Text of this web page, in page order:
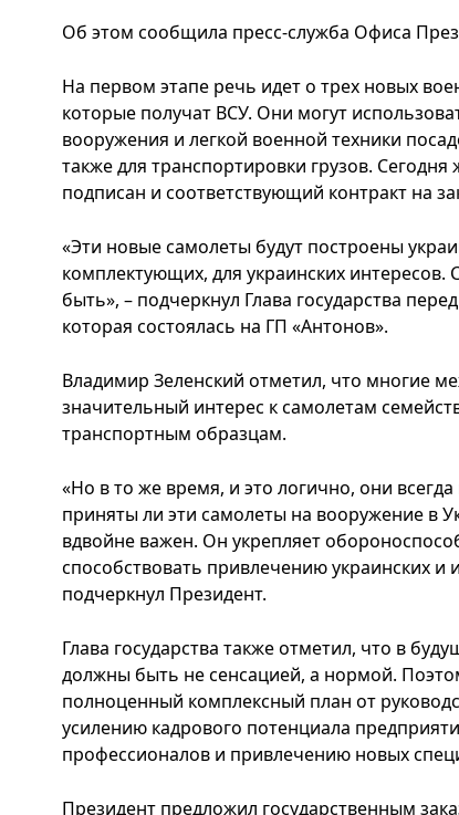
Об этом сообщила пресс-служба Офиса
На первом этапе речь идет о трех новых
которые получат ВСУ. Они могут
вооружения и легкой военной техники
также для транспортировки грузов.
подписан и соответствующий контракт на
«Эти новые самолеты будут построены
комплектующих, для украинских интересов.
быть», – подчеркнул Глава государства
которая состоялась на ГП «Антонов».
Владимир Зеленский отметил, что многие
значительный интерес к самолетам
транспортным образцам.
«Но в то же время, и это логично, они
приняты ли эти самолеты на вооружение в
вдвойне важен. Он укрепляет
способствовать привлечению украинских и
подчеркнул Президент.
Глава государства также отметил, что в
должны быть не сенсацией, а нормой.
полноценный комплексный план от
усилению кадрового потенциала
профессионалов и привлечению новых
Президент предложил государственным